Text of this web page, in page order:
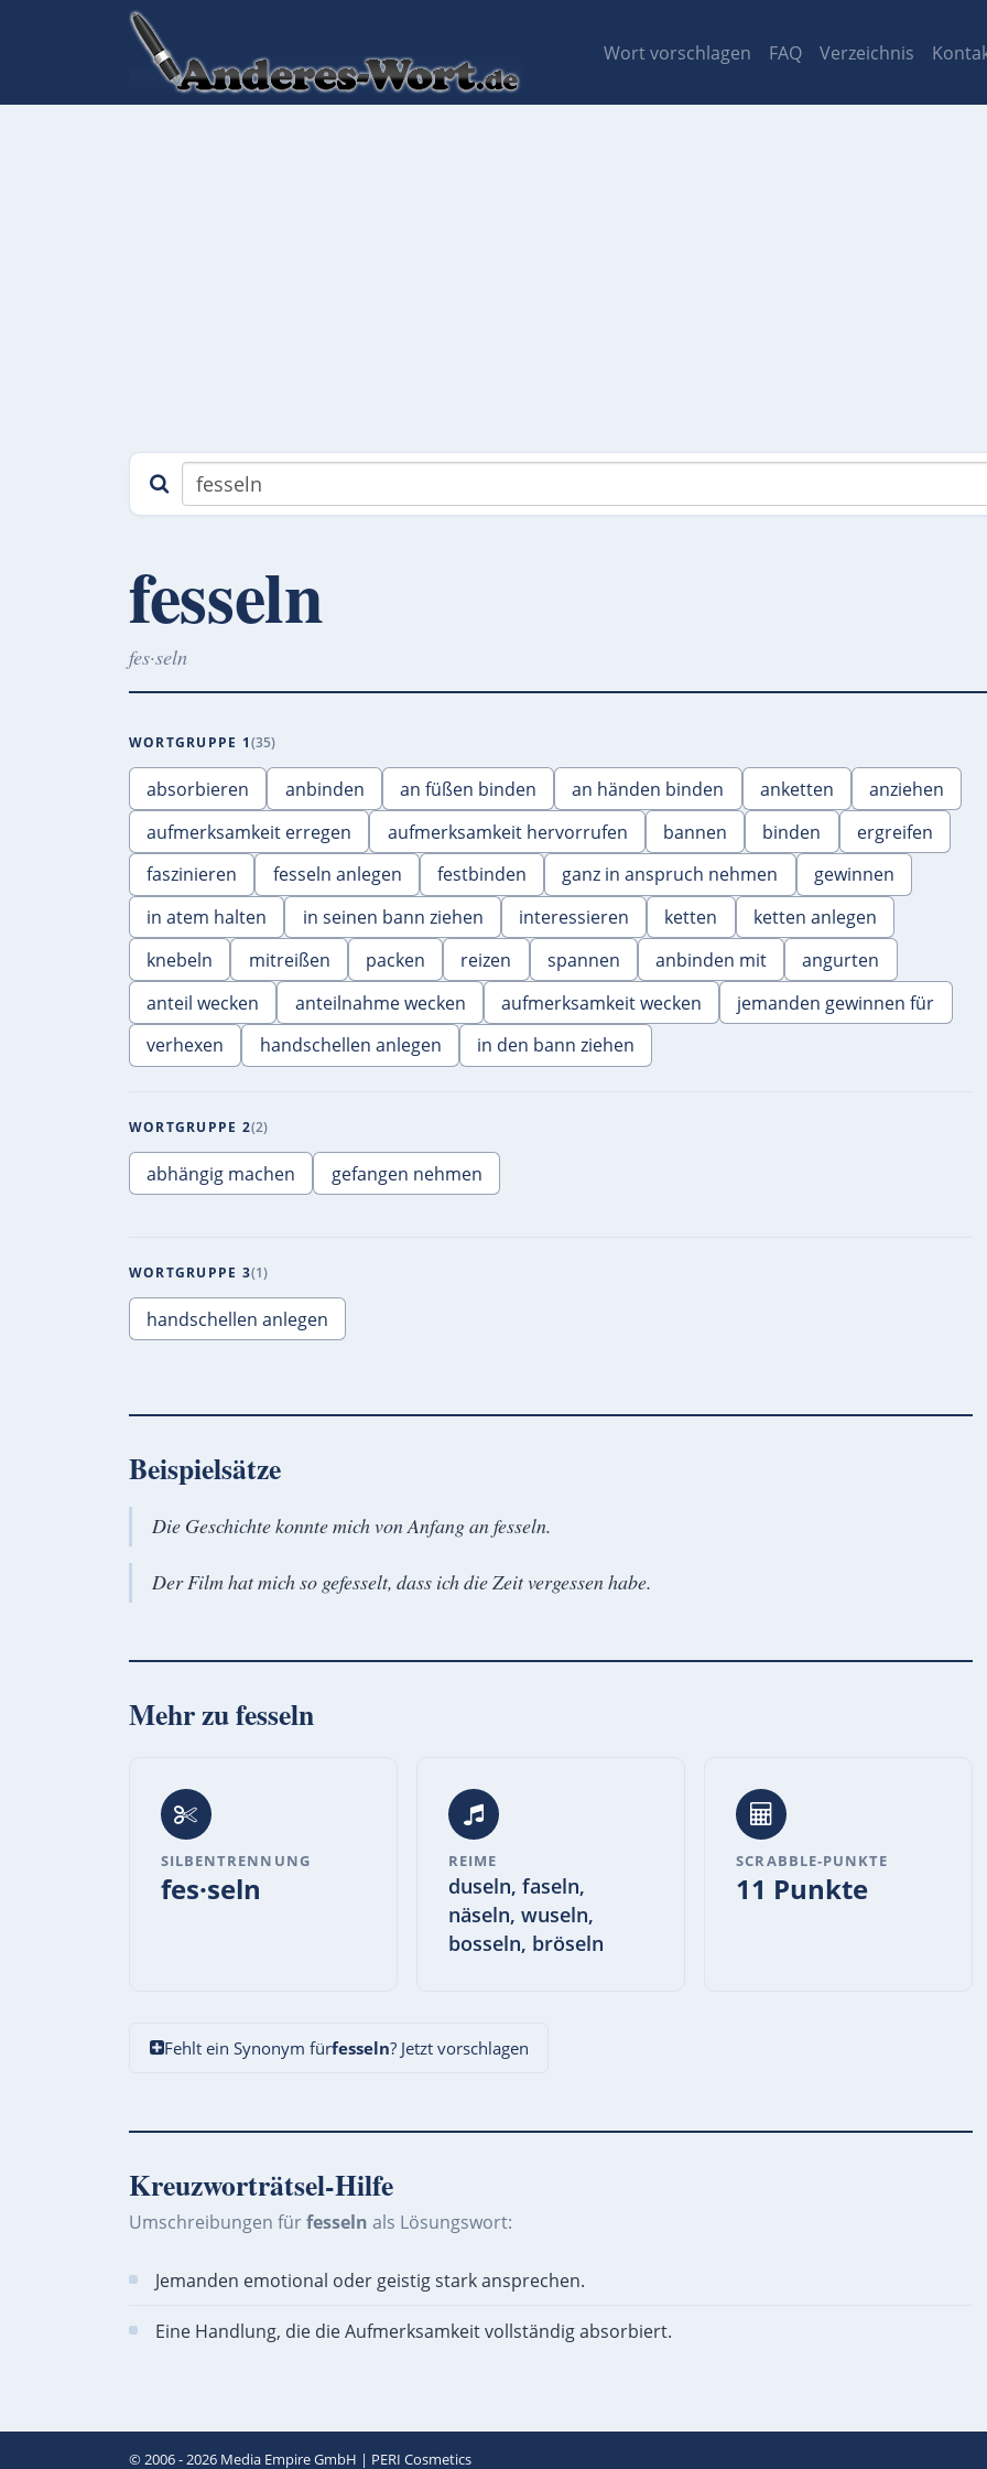
Wort vorschlagen FAQ Verzeichnis
fesseln
fes·seln
WORTGRUPPE 1 35
absorbieren anbinden an füßen binden an händen binden anketten
anziehen
aufmerksamkeit erregen
aufmerksamkeit hervorrufen bannen binden
ergreifen
faszinieren
fesseln anlegen festbinden ganz in anspruch nehmen
gewinnen
in atem halten
in seinen bann ziehen interessieren ketten
ketten anlegen
knebeln
mitreißen packen reizen spannen anbinden mit
angurten
anteil wecken
anteilnahme wecken aufmerksamkeit wecken
jemanden gewinnen für
verhexen
handschellen anlegen in den bann ziehen
WORTGRUPPE 2 2
abhängig machen gefangen nehmen
WORTGRUPPE 3 1
handschellen anlegen
Beispielsätze
Die Geschichte konnte mich von Anfang an fesseln.
Der Film hat mich so gefesselt, dass ich die Zeit vergessen habe.
Mehr zufesseln
SILBENTRENNUNG
fes·seln
REIME
duseln, faseln,
näseln, wuseln,
bosseln, bröseln
SCRABBLE-PUNKTE
11 Punkte
Fehlt ein Synonym fürfesseln? Jetzt vorschlagen
Kreuzworträtsel-Hilfe
Umschreibungen fürfesseln als Lösungswort:
Jemanden emotional oder geistig stark ansprechen.
Eine Handlung, die die Aufmerksamkeit vollständig absorbiert.
© 2006 - 2026 Media Empire GmbH | PERI Cosmetics